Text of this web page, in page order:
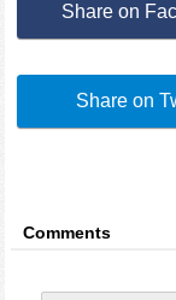
Share on
Share on
Comments